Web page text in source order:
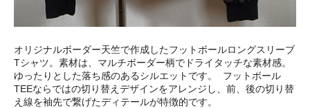
オリジナルボーダー天竺で作成したフットボールロングスリーブ
Tシャツ。素材は、マルチボーダー柄でドライタッチな素材感。
ゆったりとした落ち感のあるシルエットです。 フットボール
TEEならではの切り替えデザインをアレンジし、前、後の切り替
え線を袖先で繋げたディテールが特徴的です。